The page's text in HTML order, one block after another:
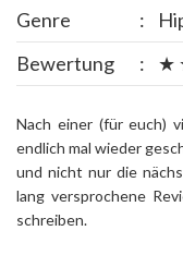
Genre
:
Bewertung
: ★
Nach einer (für euch)
endlich mal wieder
und nicht nur die
lang versprochene
schreiben.